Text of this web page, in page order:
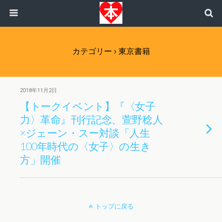
カテゴリー › 東京書籍
2018年11月2日
【トークイベント】『〈女子
力〉革命』刊行記念、萱野稔人
×ジェーン・スー対談「人生
100年時代の〈女子〉の生き
方」開催
トップに戻る